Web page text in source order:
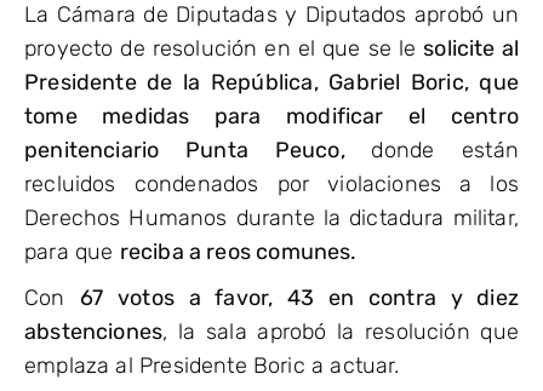
La Cámara de Diputadas y Diputados aprobó un
proyecto de resolución en el que se le solicite al
Presidente de la República, Gabriel Boric, que
tome medidas para modificar el centro
penitenciario Punta Peuco, donde están
recluidos condenados por violaciones a los
Derechos Humanos durante la dictadura militar,
para que reciba a reos comunes.
Con 67 votos a favor, 43 en contra y diez
abstenciones, la sala aprobó la resolución que
emplaza al Presidente Boric a actuar.